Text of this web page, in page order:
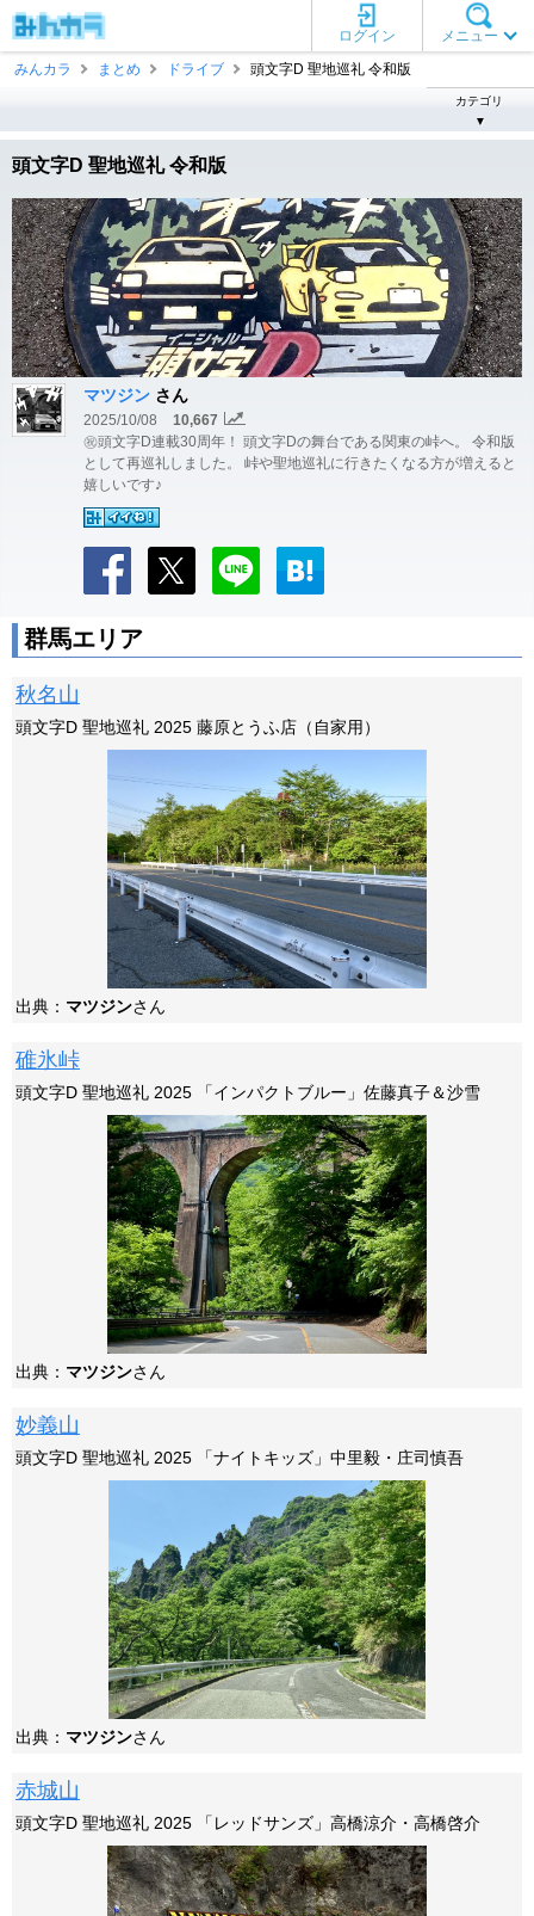
メニュー
ログイン
みんカラ
まとめ ドライブ 頭文字D 聖地巡礼 令和版
カテゴリ
▼
頭文字D 聖地巡礼 令和版
マツジン さん
2025/10/08
10,667
㊗️頭文字D連載30周年！ 頭文字Dの舞台である関東の峠へ。 令和版
として再巡礼しました。 峠や聖地巡礼に行きたくなる方が増えると
嬉しいです♪
群馬エリア
秋名山
頭文字D 聖地巡礼 2025 藤原とうふ店（自家用）
出典： マツジンさん
碓氷峠
頭文字D 聖地巡礼 2025 「インパクトブルー」佐藤真子＆沙雪
出典： マツジンさん
妙義山
頭文字D 聖地巡礼 2025 「ナイトキッズ」中里毅・庄司慎吾
出典： マツジンさん
赤城山
頭文字D 聖地巡礼 2025 「レッドサンズ」高橋涼介・高橋啓介